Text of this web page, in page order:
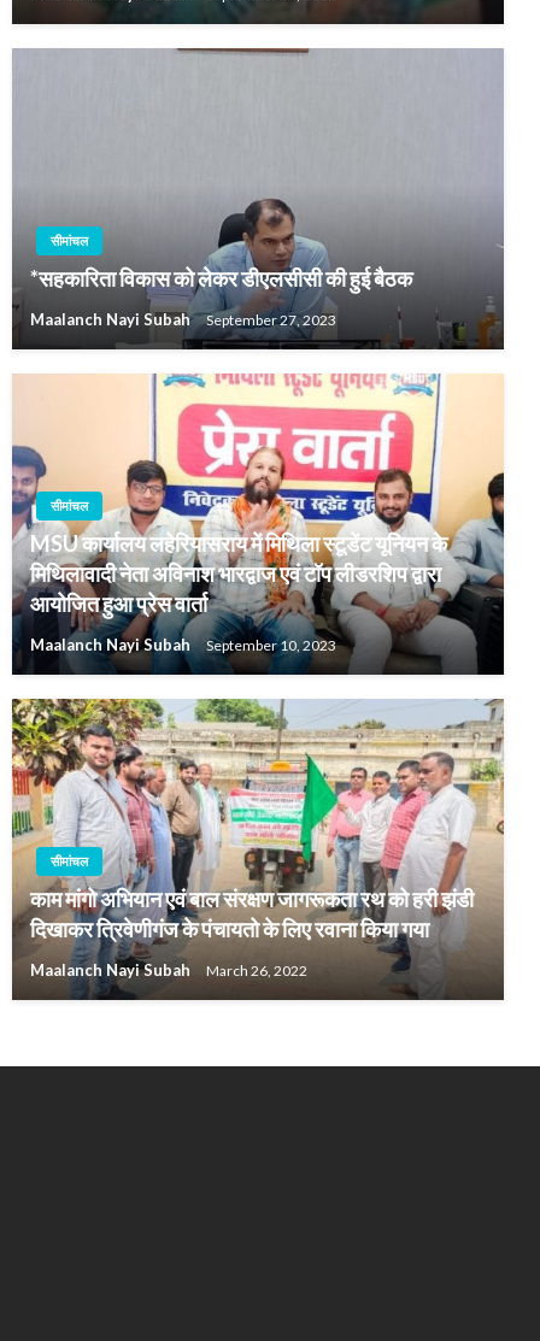
सीमांचल
*सहकारिता विकास को लेकर डीएलसीसी की हुई बैठक
Maalanch Nayi Subah September 27, 2023
सीमांचल
MSU कार्यालय लहेरियासराय में मिथिला स्टूडेंट यूनियन के
मिथिलावादी नेता अविनाश भारद्वाज एवं टॉप लीडरशिप द्वारा
आयोजित हुआ प्रेस वार्ता
Maalanch Nayi Subah September 10, 2023
सीमांचल
काम मांगो अभियान एवं बाल संरक्षण जागरूकता रथ को हरी झंडी
दिखाकर त्रिवेणीगंज के पंचायतो के लिए रवाना किया गया
Maalanch Nayi Subah March 26, 2022